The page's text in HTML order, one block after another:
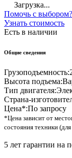
Загрузка...
Помочь с выбором?
Узнать стоимость
Есть в наличии
Общие сведения
Грузоподъемность:
Высота подъема:
Тип двигателя:
Страна-
Цена*:По запросу
*Цена зависит от
состояния техники
5 лет гарантии на